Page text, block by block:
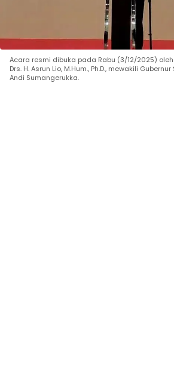
Acara resmi dibuka pada Rabu (3/12/2025)
Drs. H. Asrun Lio, M.Hum., Ph.D., mewakili
Andi Sumangerukka.